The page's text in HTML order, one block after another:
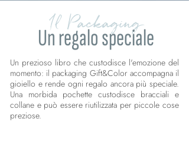
Il Packaging
Un regalo speciale
Un prezioso libro che custodisce l'emozione del
momento: il packaging Gift&Color accompagna il
gioiello e rende ogni regalo ancora più speciale.
Una morbida pochette custodisce bracciali e
collane e può essere riutilizzata per piccole cose
preziose.